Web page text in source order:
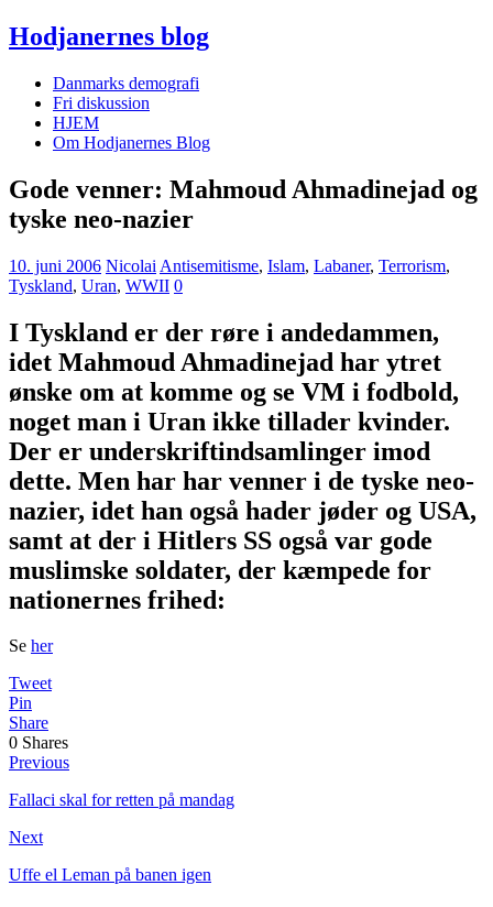
Hodjanernes blog
Danmarks demografi
Fri diskussion
HJEM
Om Hodjanernes Blog
Gode venner: Mahmoud Ahmadinejad og
tyske neo-nazier
10. juni 2006 Nicolai Antisemitisme, Islam, Labaner, Terrorism,
Tyskland, Uran, WWII 0
I Tyskland er der røre i andedammen,
idet Mahmoud Ahmadinejad har ytret
ønske om at komme og se VM i fodbold,
noget man i Uran ikke tillader kvinder.
Der er underskriftindsamlinger imod
dette. Men har har venner i de tyske neo-
nazier, idet han også hader jøder og USA,
samt at der i Hitlers SS også var gode
muslimske soldater, der kæmpede for
nationernes frihed:
Se her
Tweet
Pin
Share
0 Shares
Previous
Fallaci skal for retten på mandag
Next
Uffe el Leman på banen igen